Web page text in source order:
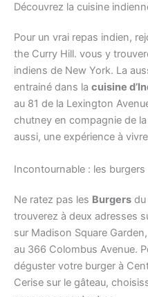
Découvrez la cuisine
Pour un vrai repas indien,
the Curry Hill. vous y
indiens de New York. La
entrainé dans la cuisine
au 81 de la Lexington
chutney en compagnie de
aussi, une expérience à
Incontournable : les
Ne ratez pas les Burgers du
trouverez à deux adresses
sur Madison Square
au 366 Colombus Avenue.
déguster votre burger à
Cerise sur le gâteau,